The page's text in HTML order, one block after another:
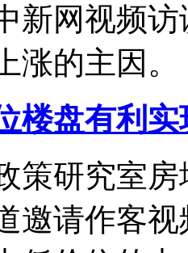
新网视频
涨的主因。
楼盘有利
研究室房
邀请作客